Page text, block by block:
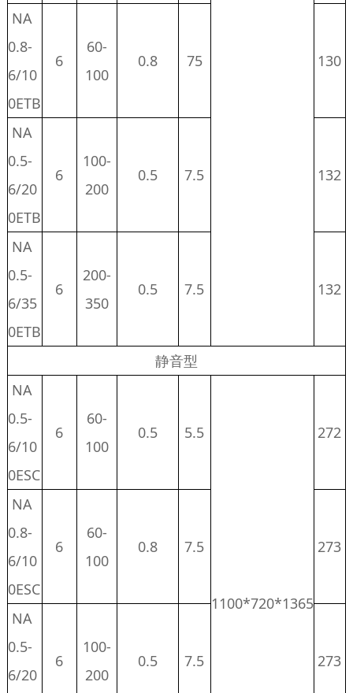
NA
0.8-
6/10
0ETB
6
60-
100
0.8 75 130
NA
0.5-
6/20
0ETB
6
100-
200
0.5 7.5 132
NA
0.5-
6/35
0ETB
6
200-
350
0.5 7.5 132
静音型
NA
0.5-
6/10
0ESC
6
60-
100
0.5 5.5
1100*720*1365
272
NA
0.8-
6/10
0ESC
6
60-
100
0.8 7.5 273
NA
0.5-
6/20
6
100-
200
0.5 7.5 273